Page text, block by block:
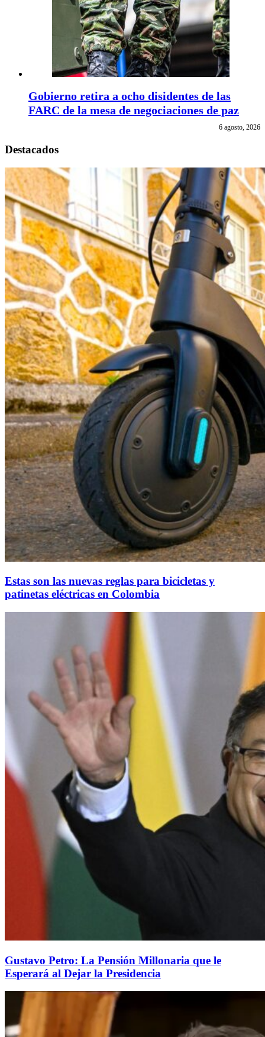
Gobierno retira a ocho disidentes de las
FARC de la mesa de negociaciones de paz
6 agosto, 2026
Destacados
Estas son las nuevas reglas para bicicletas y
patinetas eléctricas en Colombia
Gustavo Petro: La Pensión Millonaria que le
Esperará al Dejar la Presidencia